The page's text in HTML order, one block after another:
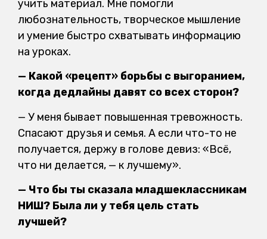
учить материал. Мне помогли
любознательность, творческое мышление
и умение быстро схватывать информацию
на уроках.
— Какой «рецепт» борьбы с выгоранием,
когда дедлайны давят со всех сторон?
— У меня бывает повышенная тревожность.
Спасают друзья и семья. А если что-то не
получается, держу в голове девиз: «Всё,
что ни делается, — к лучшему».
— Что бы ты сказала младшеклассникам
НИШ? Была ли у тебя цель стать
лучшей?